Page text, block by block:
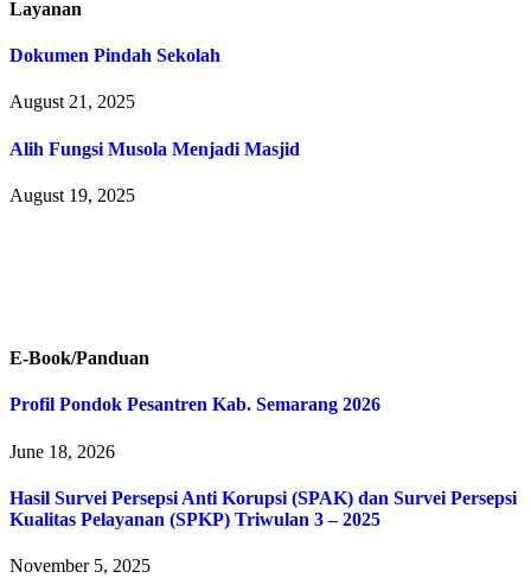
Layanan
Dokumen Pindah Sekolah
August 21, 2025
Alih Fungsi Musola Menjadi Masjid
August 19, 2025
E-Book/Panduan
Profil Pondok Pesantren Kab. Semarang 2026
June 18, 2026
Hasil Survei Persepsi Anti Korupsi (SPAK) dan Survei Persepsi
Kualitas Pelayanan (SPKP) Triwulan 3 – 2025
November 5, 2025